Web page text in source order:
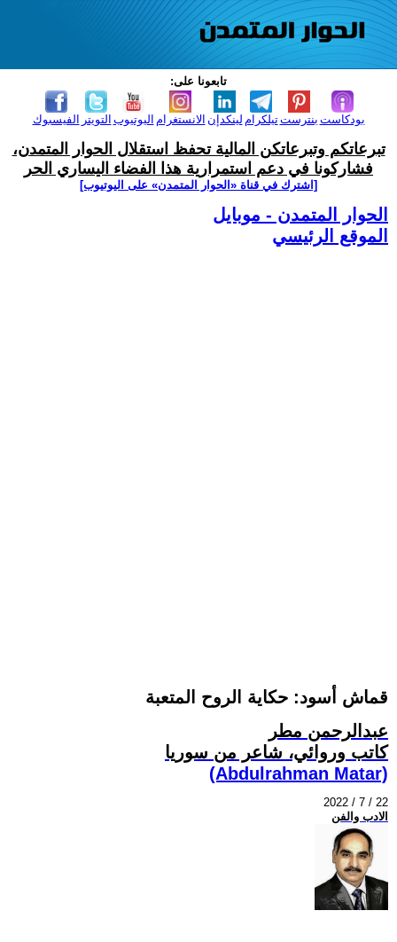
تابعونا على:
الفيسبوك التويتر اليوتيوب الانستغرام لينكدإن تيلكرامبنترست بودكاست
تبرعاتكم وتبرعاتكن المالية تحفظ استقلال الحوار المتمدن،
فشاركونا في دعم استمرارية هذا الفضاء اليساري الحر
[اشترك في قناة ‫«الحوار المتمدن» على اليوتيوب]
الحوار المتمدن - موبايل
الموقع الرئيسي
قماش أسود: حكاية الروح المتعبة
عبدالرحمن مطر
كاتب وروائي، شاعر من سوريا
(Abdulrahman Matar)
2022 / 7 / 22
الادب والفن